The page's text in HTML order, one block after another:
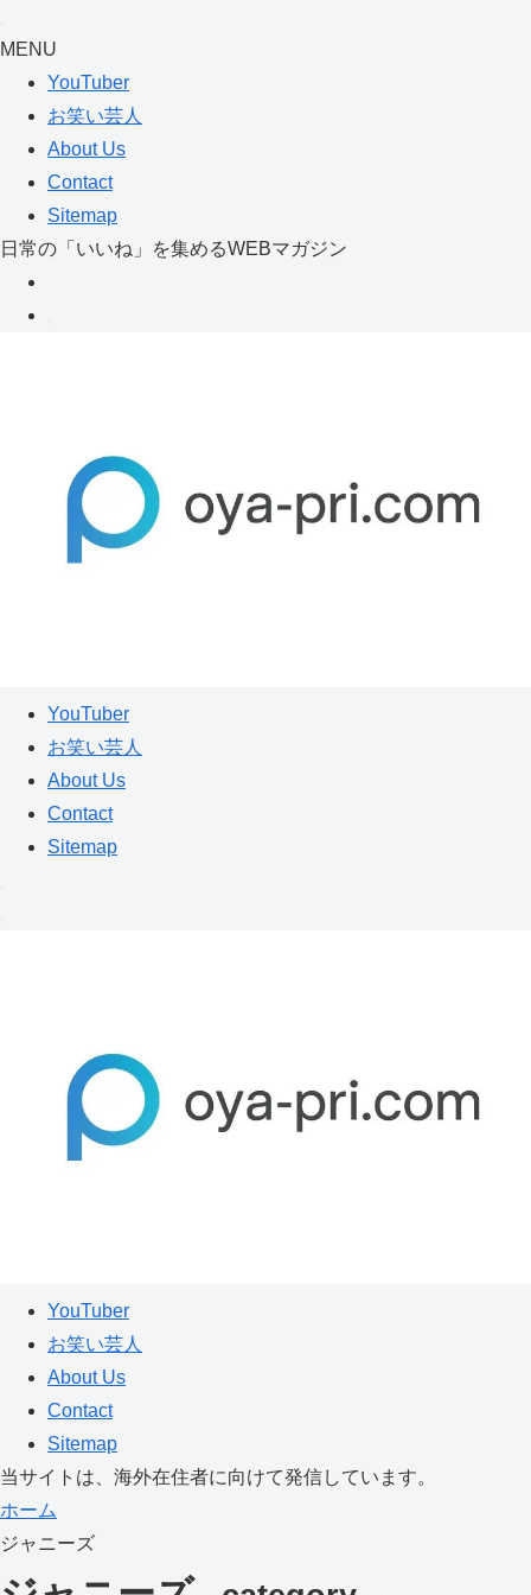
MENU
YouTuber
お笑い芸人
About Us
Contact
Sitemap
日常の「いいね」を集めるWEBマガジン
YouTuber
お笑い芸人
About Us
Contact
Sitemap
YouTuber
お笑い芸人
About Us
Contact
Sitemap
当サイトは、海外在住者に向けて発信しています。
ホーム
ジャニーズ